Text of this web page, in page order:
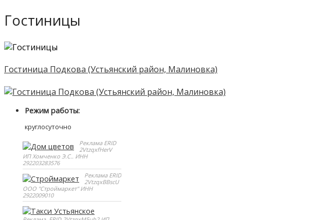
Гостиницы
Гостиница Подкова (Устьянский район, Малиновка)
Режим работы:
круглосуточно
Реклама ERID
2VtzqxfHerV
ИП Хомченко Э.С.. ИНН
292203283576
Реклама ERID
2VtzqxBBscU
ООО "Строймаркет" ИНН
2922009010